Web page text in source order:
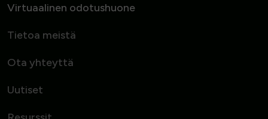
Virtuaalinen odotushuone
Tietoa meistä
Ota yhteyttä
Uutiset